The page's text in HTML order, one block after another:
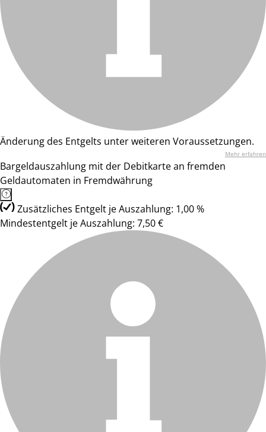
Änderung des Entgelts unter weiteren Voraussetzungen.
Mehr erfahren
Bargeldauszahlung mit der Debitkarte an fremden
Geldautomaten in Fremdwährung
Zusätzliches Entgelt je Auszahlung: 1,00 %
Mindestentgelt je Auszahlung: 7,50 €